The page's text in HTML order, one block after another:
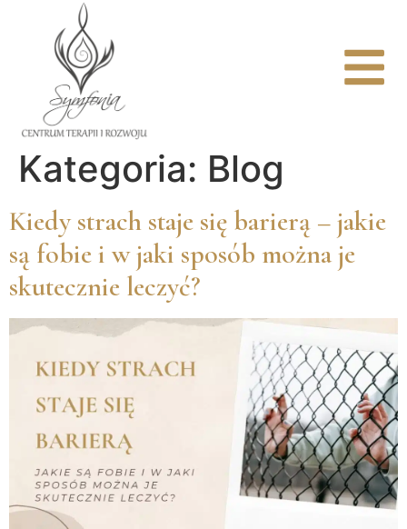
Kategoria: Blog
Kiedy strach staje się barierą – jakie
są fobie i w jaki sposób można je
skutecznie leczyć?